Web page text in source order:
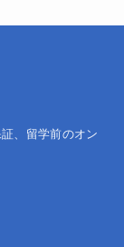
、留学前のオン